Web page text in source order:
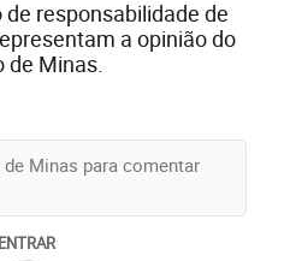
responsabilidade de
a opinião do
de Minas.
ENTRAR